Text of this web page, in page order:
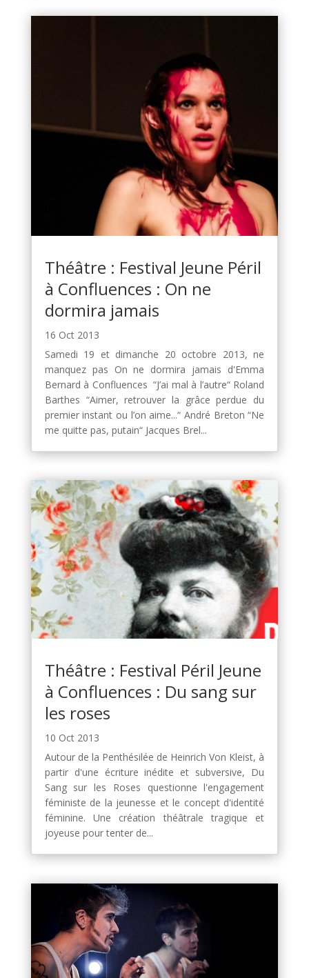
Théâtre : Festival Jeune Péril
à Confluences : On ne
dormira jamais
16 Oct 2013
Samedi 19 et dimanche 20 octobre 2013, ne
manquez pas On ne dormira jamais d'Emma
Bernard à Confluences “J’ai mal à l’autre“ Roland
Barthes “Aimer, retrouver la grâce perdue du
premier instant ou l’on aime...“ André Breton “Ne
me quitte pas, putain“ Jacques Brel...
Théâtre : Festival Péril Jeune
à Confluences : Du sang sur
les roses
10 Oct 2013
Autour de la Penthésilée de Heinrich Von Kleist, à
partir d'une écriture inédite et subversive, Du
Sang sur les Roses questionne l'engagement
féministe de la jeunesse et le concept d'identité
féminine. Une création théâtrale tragique et
joyeuse pour tenter de...